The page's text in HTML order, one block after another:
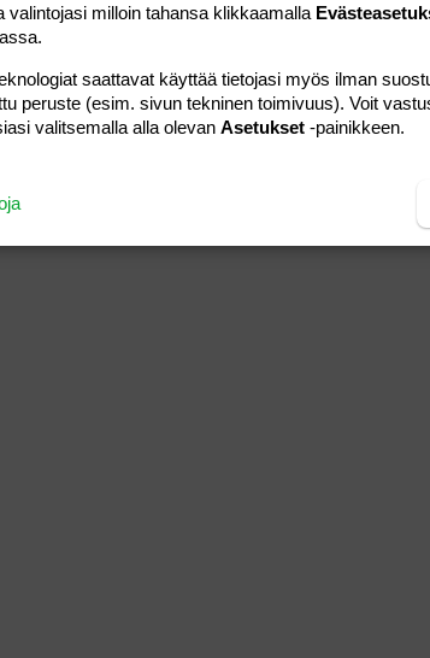
valintojasi milloin tahansa klikkaamalla
saattavat käyttää tietojasi myös ilman
peruste (esim. sivun tekninen toimivuus). Voit
valitsemalla alla olevan Asetukset -painikkeen.